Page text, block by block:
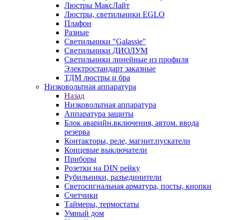
Люстры МаксЛайт
Люстры, светильники EGLO
Плафон
Разные
Светильники "Galassie"
Светильники ДИОЛУМ
Светильники линейные из профиля
Электростандарт заказные
ТДМ люстры и бра
Низковольтная аппаратура
Назад
Низковольтная аппаратура
Аппаратура защиты
Блок аварийн.включения, автом. ввода
резерва
Контакторы, реле, магнит.пускатели
Концевые выключатели
Приборы
Розетки на DIN рейку
Рубильники, разъединители
Светосигнальная арматура, посты, кнопки
Счетчики
Таймеры, термостаты
Умный дом